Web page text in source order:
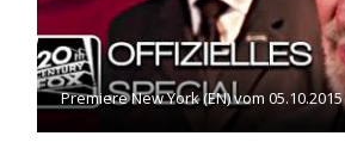
Premiere New York (EN) vom 05.10.2015